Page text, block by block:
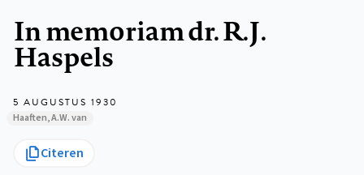
In memoriam dr. R.J.
Haspels
5 AUGUSTUS 1930
Haaften, A.W. van
Citeren